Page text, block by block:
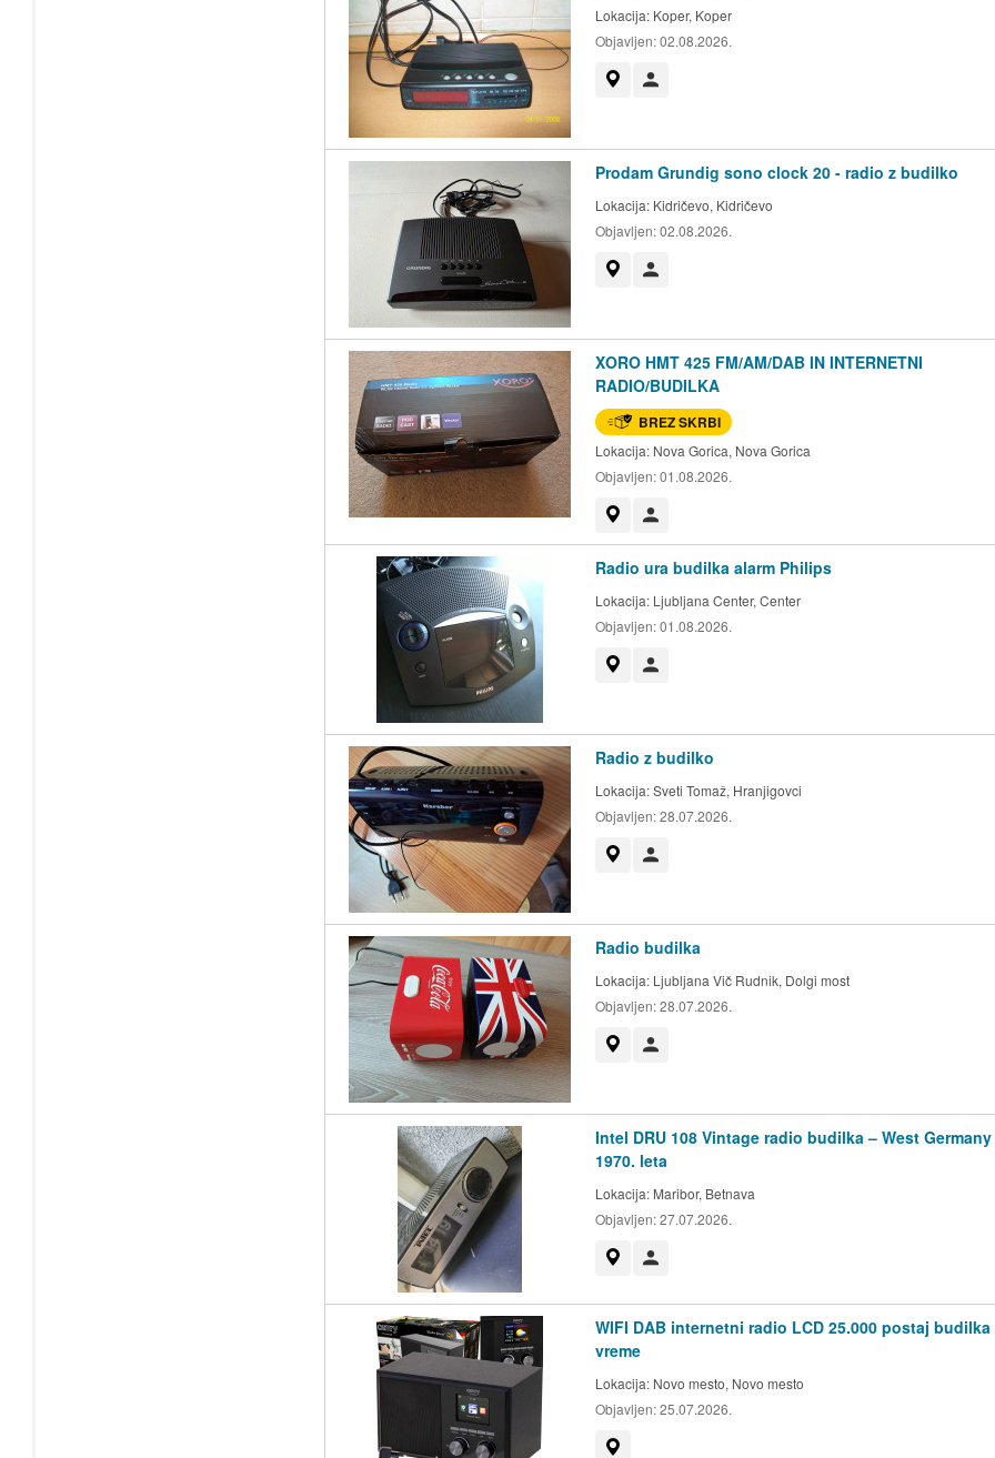
Lokacija: Koper, Koper
Objavljen:02.08.2026.
Prodam Grundig sono clock 20 - radio z budilko
Lokacija: Kidričevo, Kidričevo
Objavljen:02.08.2026.
XORO HMT 425 FM/AM/DAB IN INTERNETNI
RADIO/BUDILKA
BREZ SKRBI
Lokacija: Nova Gorica, Nova Gorica
Objavljen:01.08.2026.
Radio ura budilka alarm Philips
Lokacija: Ljubljana Center, Center
Objavljen:01.08.2026.
Radio z budilko
Lokacija:Sveti Tomaž, Hranjigovci
Objavljen:28.07.2026.
Radio budilka
Lokacija: Ljubljana Vič Rudnik, Dolgi most
Objavljen:28.07.2026.
Intel DRU 108 Vintage radio budilka – West Germany
1970. leta
Lokacija: Maribor, Betnava
Objavljen:27.07.2026.
WIFI DAB internetni radio LCD 25.000 postaj budilka
vreme
Lokacija: Novo mesto, Novo mesto
Objavljen:25.07.2026.